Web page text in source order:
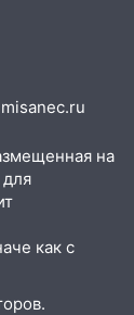
каждый
с
может
misanec.ru
на
как с